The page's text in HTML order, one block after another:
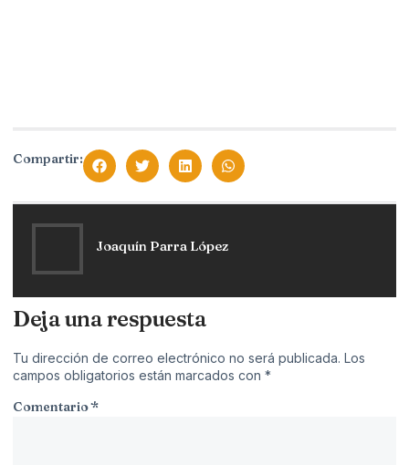
Compartir:
Joaquín Parra López
Deja una respuesta
Tu dirección de correo electrónico no será publicada. Los
campos obligatorios están marcados con *
Comentario*